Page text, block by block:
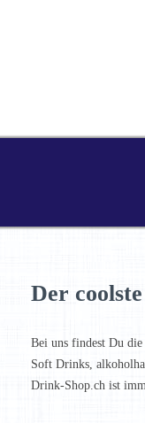
Der
Bei uns findest Du
Soft Drinks,
Drink-Shop.ch ist